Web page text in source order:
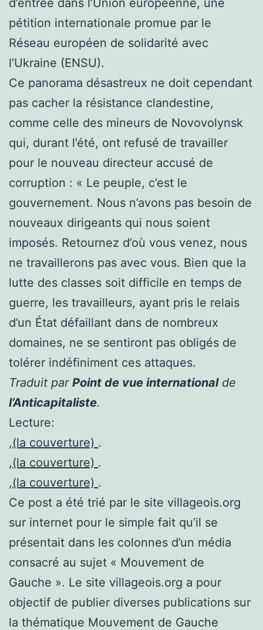
pétition internationale promue par le
Réseau européen de solidarité avec
l’Ukraine (ENSU).
Ce panorama désastreux ne doit cependant
pas cacher la résistance clandestine,
comme celle des mineurs de Novovolynsk
qui, durant l’été, ont refusé de travailler
pour le nouveau directeur accusé de
corruption : « Le peuple, c’est le
gouvernement. Nous n’avons pas besoin de
nouveaux dirigeants qui nous soient
imposés. Retournez d’où vous venez, nous
ne travaillerons pas avec vous. Bien que la
lutte des classes soit difficile en temps de
guerre, les travailleurs, ayant pris le relais
d’un État défaillant dans de nombreux
domaines, ne se sentiront pas obligés de
tolérer indéfiniment ces attaques.
Traduit par Point de vue internationalde
l’Anticapitaliste.
Lecture:
,(la couverture) .
,(la couverture) .
,(la couverture) .
Ce post a été trié par le site villageois.org
sur internet pour le simple fait qu’il se
présentait dans les colonnes d’un média
consacré au sujet « Mouvement de
Gauche ». Le site villageois.org a pour
objectif de publier diverses publications sur
la thématique Mouvement de Gauche